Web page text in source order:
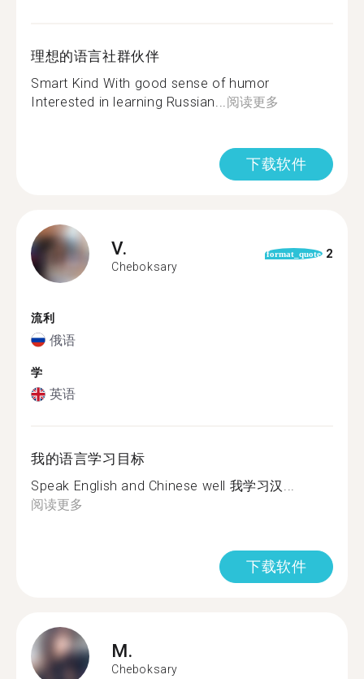
理想的语言社群伙伴
Smart Kind With good sense of humor
Interested in learning Russian...阅读更多
下载软件
V.
Cheboksary
format_quote 2
流利
俄语
学
英语
我的语言学习目标
Speak English and Chinese well 我学习汉...
阅读更多
下载软件
M.
Cheboksary